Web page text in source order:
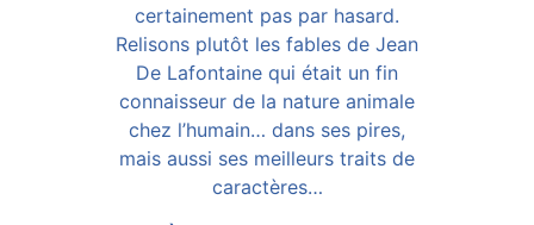
certainement pas par hasard.
Relisons plutôt les fables de Jean
De Lafontaine qui était un fin
connaisseur de la nature animale
chez l’humain… dans ses pires,
mais aussi ses meilleurs traits de
caractères…